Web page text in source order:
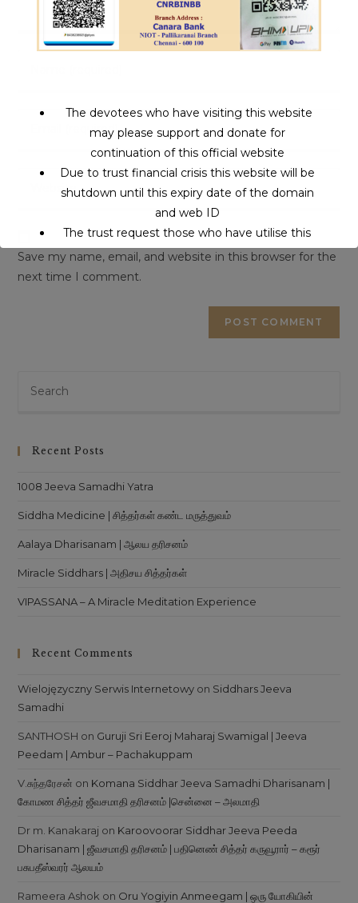
Save my name, email, and website in this browser for the
next time I comment.
Recent Posts
1008 Jeeva Samadhi Yatra
Siddha Medicine | சித்தர்கள் கண்ட மருத்துவம்
Aalaya Dharisanam | ஆலய தரிசனம்
Miracle Siddhars | அதிசய சித்தர்கள்
VIPASSANA – A Miracle Meditation Experience
Recent Comments
Wielojęzyczny Serwis Internetowy on Siddhars Jeeva
Samadhi
SANTHOSH on Guruji Sri Eeroj Maharaj Swamigal | Jeeva
Peedam | Ambur – Pachakuppam
V.சுந்தரேசன் on Komana Siddhar Jeeva Samadhi Dharisanam |
கோமண சித்தர் ஜீவசமாதி தரிசனம் |சென்னை – அலமாதி
Dr m. Kanakaraj on Karoovoorar Siddhar Jeeva Peeda
Dharisanam | ஜீவசமாதி தரிசனம் | பதினெண் சித்தர் கருவூரார் – கரூர்
பசுபதீஸ்வரர் ஆலயம்
Rameera Ashok on Oru Yogiyin Anmeegam | ஒரு யோகியின்
The devotees who have visiting this website
may please support and donate for
continuation of this official website
Due to trust financial crisis this website will be
shutdown until this expiry date of the domain
and web ID
The trust request those who have utilise this
service may support to continue this service.